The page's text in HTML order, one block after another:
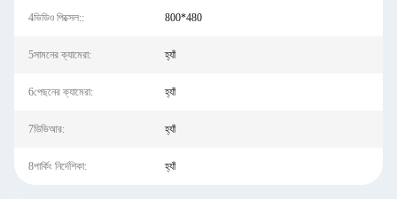
4ভিডিও পিক্সেল:: 800*480
5সামনের ক্যামেরা: হ্যাঁ
6পেছনের ক্যামেরা: হ্যাঁ
7ডিভিআর: হ্যাঁ
8পার্কিং নির্দেশিকা: হ্যাঁ